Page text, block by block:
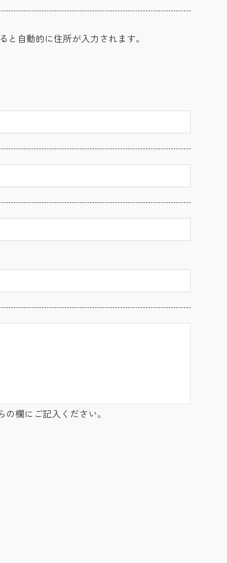
と自動的に住所が入力されます。
欄にご記入ください。